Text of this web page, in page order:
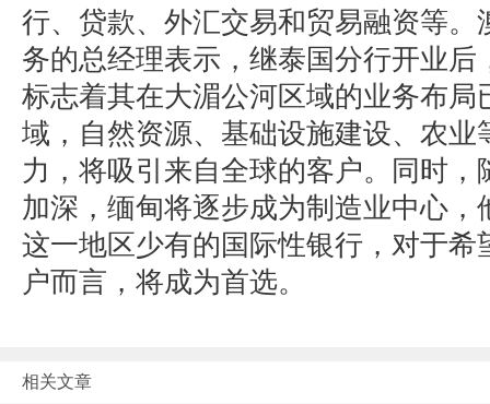
行、贷款、外汇交易和贸易融资等。
务的总经理表示，继泰国分行开业后
标志着其在大湄公河区域的业务布局
域，自然资源、基础设施建设、农业
力，将吸引来自全球的客户。同时，
加深，缅甸将逐步成为制造业中心，
这一地区少有的国际性银行，对于希
户而言，将成为首选。
相关文章